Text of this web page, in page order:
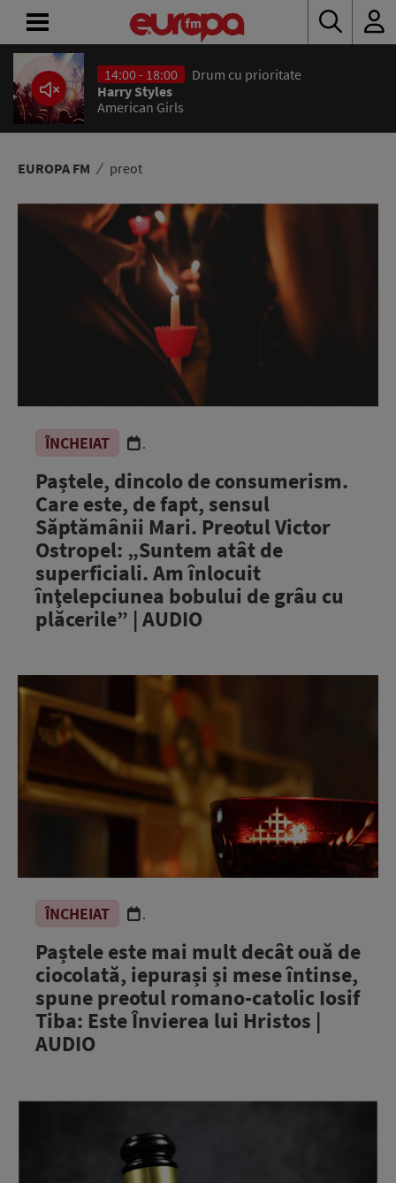
14:00 - 18:00
Drum cu prioritate
Harry Styles
American Girls
EUROPA FM preot
ÎNCHEIAT .
Paștele, dincolo de consumerism.
Care este, de fapt, sensul
Săptămânii Mari. Preotul Victor
Ostropel: „Suntem atât de
superficiali. Am înlocuit
înţelepciunea bobului de grâu cu
plăcerile” | AUDIO
ÎNCHEIAT .
Paștele este mai mult decât ouă de
ciocolată, iepurași și mese întinse,
spune preotul romano-catolic Iosif
Tiba: Este Învierea lui Hristos |
AUDIO
ACASĂ
ȘTIRI
RADIO
CONCURSURI